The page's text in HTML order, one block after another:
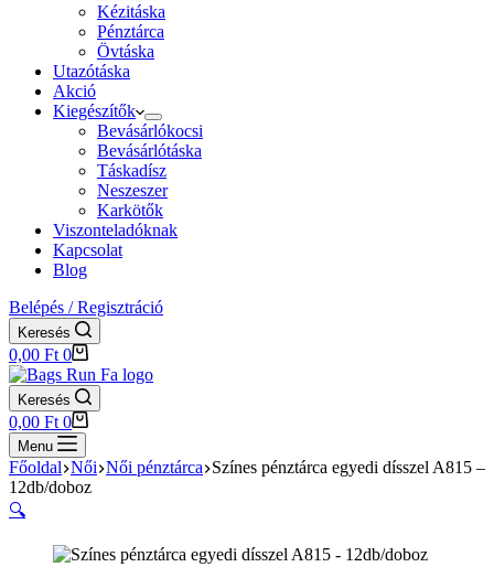
Kézitáska
Pénztárca
Övtáska
Utazótáska
Akció
Kiegészítők
Bevásárlókocsi
Bevásárlótáska
Táskadísz
Neszeszer
Karkötők
Viszonteladóknak
Kapcsolat
Blog
Belépés / Regisztráció
Keresés
Shopping
cart
0,00 Ft 0
Keresés
Shopping
cart
0,00 Ft 0
Menu
Főoldal Női Női pénztárca Színes pénztárca egyedi dísszel A815 –
12db/doboz
🔍